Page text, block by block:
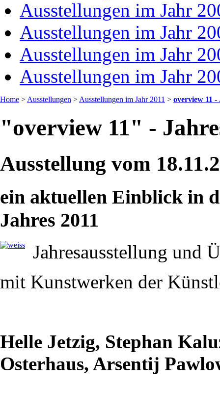
Ausstellungen im Jahr
Ausstellungen im Jahr
Ausstellungen im Jahr
Ausstellungen im Jahr
Home > Ausstellungen > Ausstellungen im Jahr 2011 > overview 11
"overview 11" -
Ausstellung vom
ein aktuellen Einblick in
Jahres 2011
Jahresausstellung und
mit Kunstwerken der
Helle Jetzig, Stephan
Osterhaus, Arsentij